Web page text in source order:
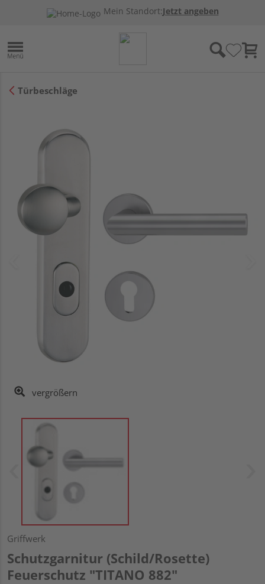
Mein Standort:Jetzt angeben
Türbeschläge
vergrößern
Griffwerk
Schutzgarnitur (Schild/Rosette)
Feuerschutz "TITANO 882"